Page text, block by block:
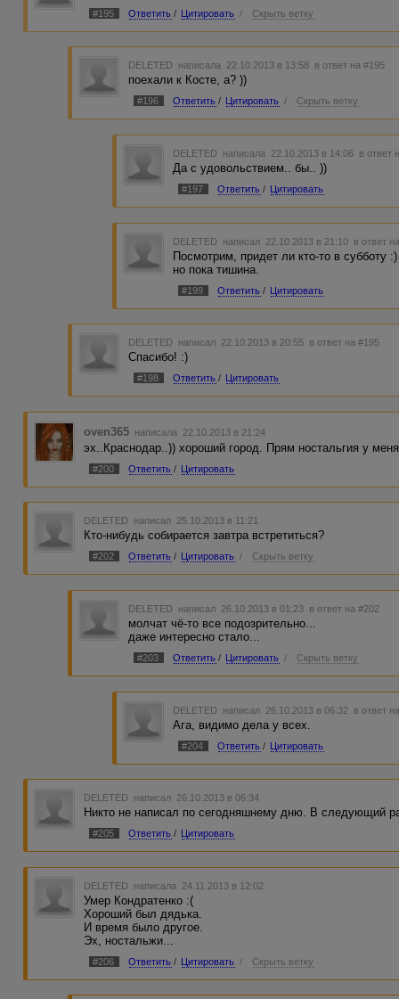
#195 Ответить / Цитировать / Скрыть ветку
DELETED написала 22.10.2013 в 13:58 в ответ на #195
поехали к Косте, а? ))
#196 Ответить / Цитировать / Скрыть ветку
DELETED написала 22.10.2013 в 14:06 в ответ
Да с удовольствием.. бы.. ))
#197 Ответить / Цитировать
DELETED написал 22.10.2013 в 21:10 в ответ
Посмотрим, придет ли кто-то в субботу
но пока тишина.
#199 Ответить / Цитировать
DELETED написал 22.10.2013 в 20:55 в ответ на #195
Спасибо! :)
#198 Ответить / Цитировать
oven365 написала 22.10.2013 в 21:24
эх..Краснодар..)) хороший город. Прям ностальгия у
#200 Ответить / Цитировать
DELETED написал 25.10.2013 в 11:21
Кто-нибудь собирается завтра встретиться?
#202 Ответить / Цитировать / Скрыть ветку
DELETED написал 26.10.2013 в 01:23 в ответ на #202
молчат чё-то все подозрительно...
даже интересно стало...
#203 Ответить / Цитировать / Скрыть ветку
DELETED написал 26.10.2013 в 06:32 в ответ
Ага, видимо дела у всех.
#204 Ответить / Цитировать
DELETED написал 26.10.2013 в 06:34
Никто не написал по сегодняшнему дню. В следующий
#205 Ответить / Цитировать
DELETED написала 24.11.2013 в 12:02
Умер Кондратенко :(
Хороший был дядька.
И время было другое.
Эх, ностальжи...
#206 Ответить / Цитировать / Скрыть ветку